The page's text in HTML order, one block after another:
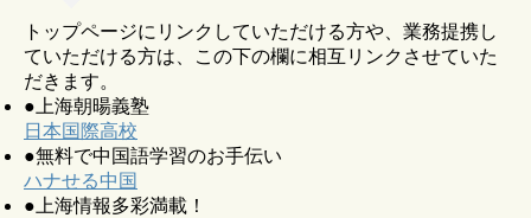
トップページにリンクしていただける方や、業務提携し
ていただける方は、この下の欄に相互リンクさせていた
だきます。
●上海朝暘義塾
日本国際高校
●無料で中国語学習のお手伝い
ハナせる中国
●上海情報多彩満載！